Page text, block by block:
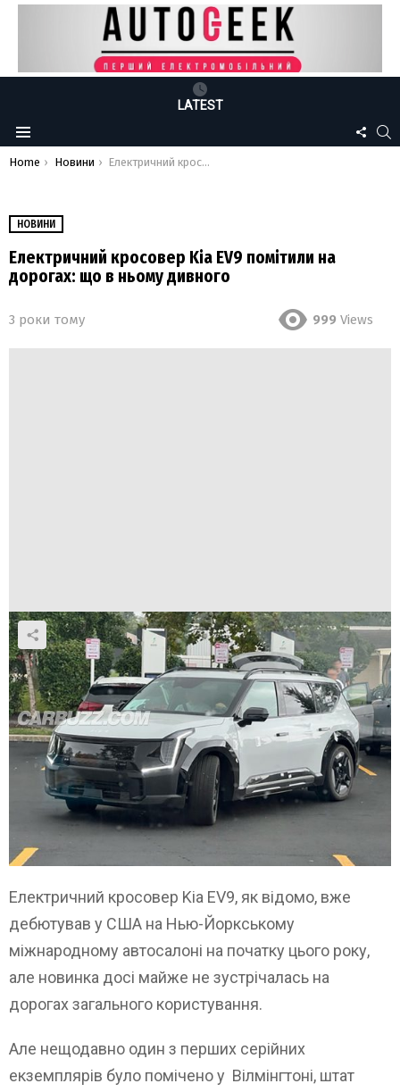
LATEST
Menu
US
You are here:
Home Новини Електричний кросовер Kia EV9 помітили на дорогах: що в ньому дивного
НОВИНИ
Електричний кросовер Kia EV9 помітили на
дорогах: що в ньому дивного
3 роки тому 999 Views
Електричний кросовер Kia EV9, як відомо, вже
дебютував у США на Нью-Йоркському
міжнародному автосалоні на початку цього року,
але новинка досі майже не зустрічалась на
дорогах загального користування.
Але нещодавно один з перших серійних
екземплярів було помічено у Вілмінгтоні, штат